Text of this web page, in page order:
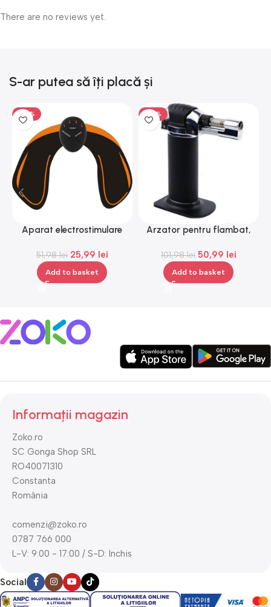
There are no reviews yet.
S-ar putea să îți placă și
-50%
Aparat electrostimulare
nivele, negru, portocaliu,
Gonga®
51,98lei 25,99 lei
Add to basket
-50%
Arzator pentru flambat,
Gonga®
101,98lei 50,99 lei
Add to basket
Informații magazin
Zoko.ro
SC Gonga Shop SRL
RO40071310
Constanta
România
comenzi@zoko.ro
0787 766 000
L-V: 9:00 - 17:00 / S-D: Inchis
Social